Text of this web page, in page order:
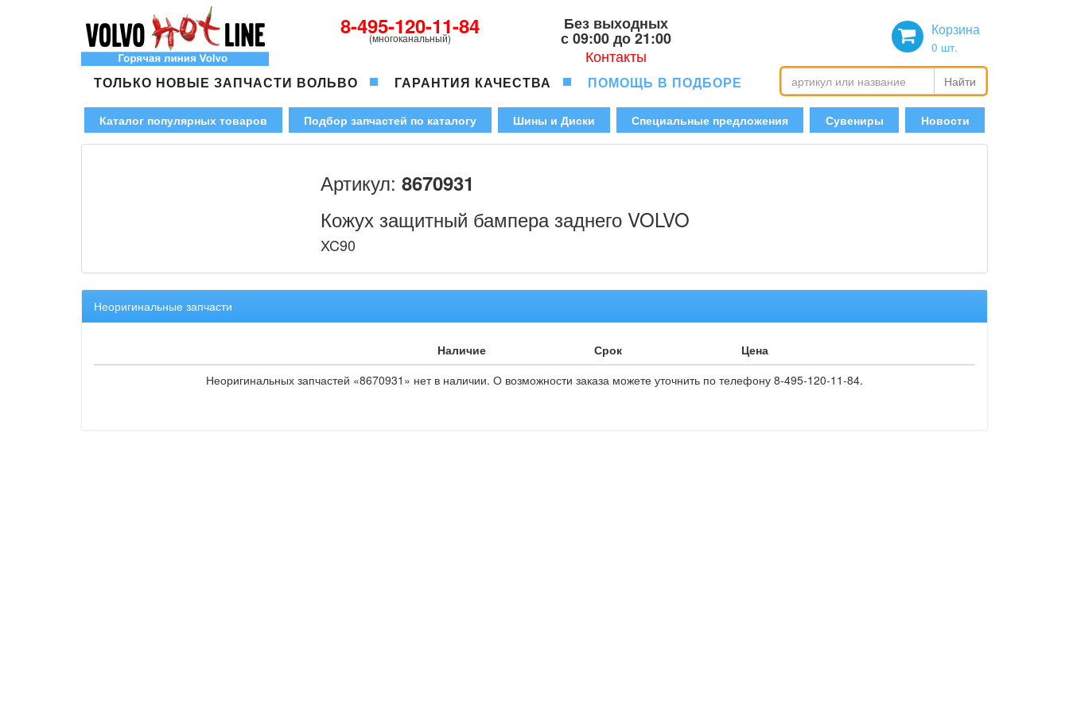
8-495-120-11-84
(многоканальный)
Без выходных
с 09:00 до 21:00
Контакты
Корзина
0 шт.
ТОЛЬКО НОВЫЕ ЗАПЧАСТИ ВОЛЬВО ГАРАНТИЯ КАЧЕСТВА ПОМОЩЬ В ПОДБОРЕ Найти
Каталог популярных товаров Подбор запчастей по каталогу Шины и Диски Специальные предложения Сувениры Новости
Артикул: 8670931
Кожух защитный бампера заднего VOLVO
XC90
Неоригинальные запчасти
Наличие Срок
Цена
Неоригинальных запчастей «8670931» нет в наличии. О возможности заказа можете уточнить по телефону 8-495-120-11-84.